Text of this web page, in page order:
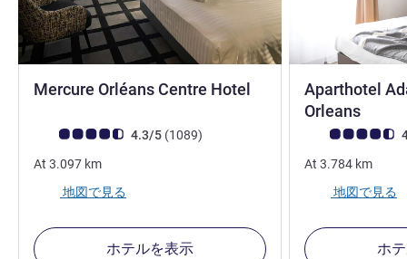
Mercure Orléans Centre Hotel
お客さまの声 (確認済みレビュー アコーホテルズ)
4.3/5 (1089件のレビュー
)
At 3.097 km
地図で見る
ホテルを表示
Aparthotel
Orleans
お客さまの声 (
At 3.784 km
地図で見る
ホ